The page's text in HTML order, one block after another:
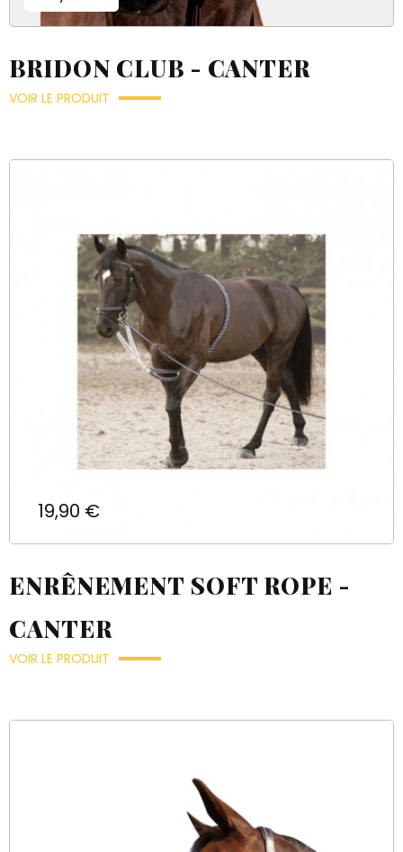
BRIDON CLUB - CANTER
VOIR LE PRODUIT
Prix
19,90 €
ENRÊNEMENT SOFT ROPE -
CANTER
VOIR LE PRODUIT